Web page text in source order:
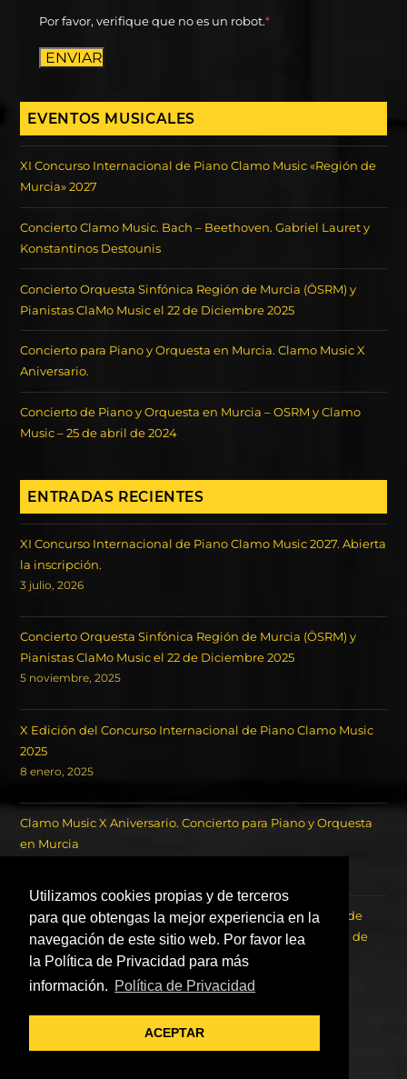
Utilizamos cookies propias y de terceros
para que obtengas la mejor experiencia en la
navegación de este sitio web. Por favor lea
la Política de Privacidad para más
información. Política de Privacidad
ACEPTAR
Por favor, verifique que no es un robot.*
ENVIAR
EVENTOS MUSICALES
XI Concurso Internacional de Piano Clamo Music «Región de
Murcia» 2027
Concierto Clamo Music. Bach – Beethoven. Gabriel Lauret y
Konstantinos Destounis
Concierto Orquesta Sinfónica Región de Murcia (ÖSRM) y
Pianistas ClaMo Music el 22 de Diciembre 2025
Concierto para Piano y Orquesta en Murcia. Clamo Music X
Aniversario.
Concierto de Piano y Orquesta en Murcia – OSRM y Clamo
Music – 25 de abril de 2024
ENTRADAS RECIENTES
XI Concurso Internacional de Piano Clamo Music 2027. Abierta
la inscripción.
3 julio, 2026
Concierto Orquesta Sinfónica Región de Murcia (ÖSRM) y
Pianistas ClaMo Music el 22 de Diciembre 2025
5 noviembre, 2025
X Edición del Concurso Internacional de Piano Clamo Music
2025
8 enero, 2025
Clamo Music X Aniversario. Concierto para Piano y Orquesta
en Murcia
Concierto de los Ganadores del Concurso Internacional de
Piano Clamo Music y la Orquesta Sinfónica de la Región de
Murcia OSRM.
22 agosto, 2023